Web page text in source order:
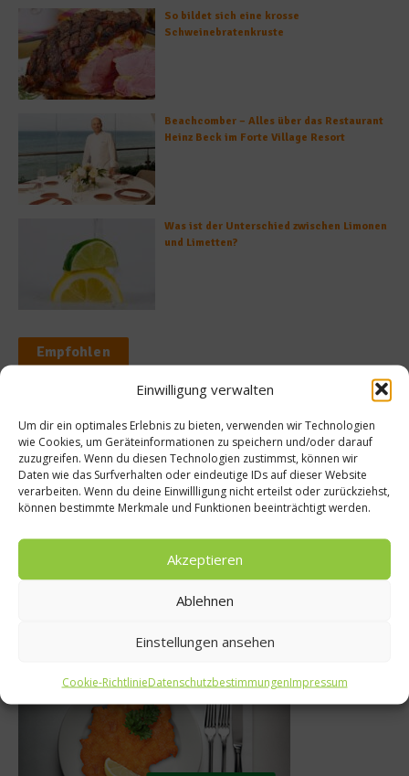
Einwilligung verwalten
Um dir ein optimales Erlebnis zu bieten, verwenden wir Technologien
wie Cookies, um Geräteinformationen zu speichern und/oder darauf
zuzugreifen. Wenn du diesen Technologien zustimmst, können wir
Daten wie das Surfverhalten oder eindeutige IDs auf dieser Website
verarbeiten. Wenn du deine Einwillligung nicht erteilst oder zurückziehst,
können bestimmte Merkmale und Funktionen beeinträchtigt werden.
Akzeptieren
Ablehnen
Einstellungen ansehen
Cookie-RichtlinieDatenschutzbestimmungenImpressum
So bildet sich eine krosse
Schweinebratenkruste
Beachcomber – Alles über das Restaurant
Heinz Beck im Forte Village Resort
Was ist der Unterschied zwischen Limonen
und Limetten?
Empfohlen
mit
von
Ratgeber
Richtige
1. September
Was isst Deutschland